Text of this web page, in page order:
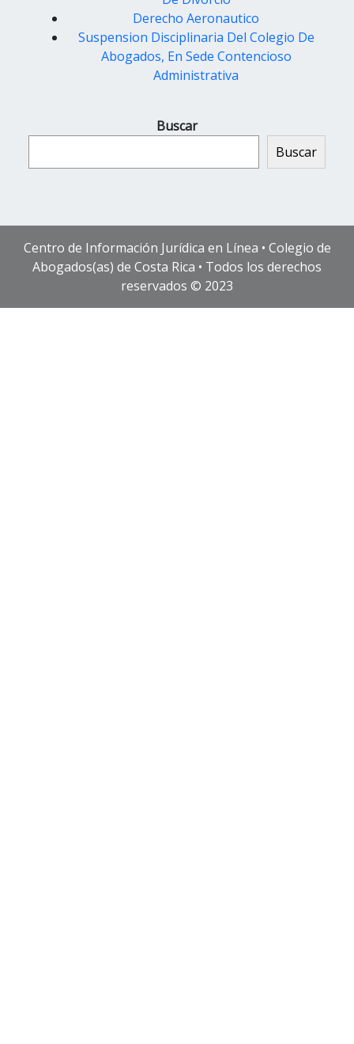
Derecho Aeronautico
Suspension Disciplinaria Del Colegio De
Abogados, En Sede Contencioso
Administrativa
Buscar
Buscar
Centro de Información Jurídica en Línea • Colegio de
Abogados(as) de Costa Rica • Todos los derechos
reservados © 2023